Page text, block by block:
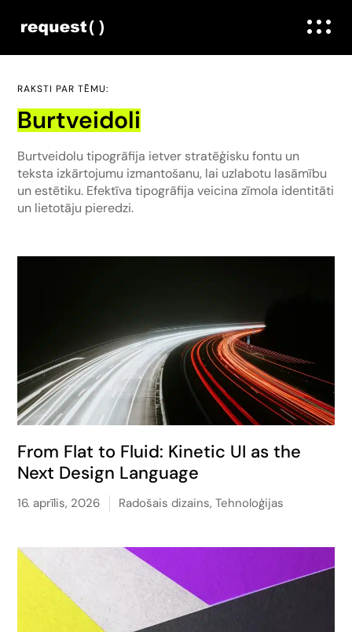
RAKSTI PAR TĒMU:
Burtveidoli
Burtveidolu tipogrāfija ietver stratēģisku fontu un
teksta izkārtojumu izmantošanu, lai uzlabotu lasāmību
un estētiku. Efektīva tipogrāfija veicina zīmola identitāti
un lietotāju pieredzi.
From Flat to Fluid: Kinetic UI as the
Next Design Language
16. aprīlis, 2026 Radošais dizains,Tehnoloģijas